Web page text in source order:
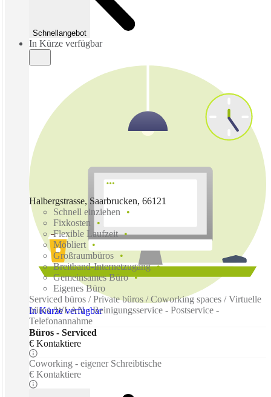
Schnellangebot
In Kürze verfügbar
In Kürze verfügbar
Halbergstrasse, Saarbrucken, 66121
Schnell einziehen
Fixkosten
Flexible Laufzeit
Möbliert
Großraumbüros
Breitband-Internetzugang
Gemeinsames Büro
Eigenes Büro
Serviced büros / Private büros / Coworking spaces / Virtuelle
büros /WLAN - Reinigungsservice - Postservice -
Telefonannahme
Büros - Serviced
€ Kontaktiere
Coworking - eigener Schreibtische
€ Kontaktiere